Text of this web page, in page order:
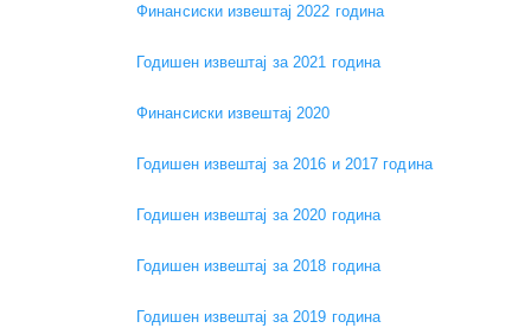
Финансиски извештај 2022 година
Годишен извештај за 2021 година
Финансиски извештај 2020
Годишен извештај за 2016 и 2017 година
Годишен извештај за 2020 година
Годишен извештај за 2018 година
Годишен извештај за 2019 година